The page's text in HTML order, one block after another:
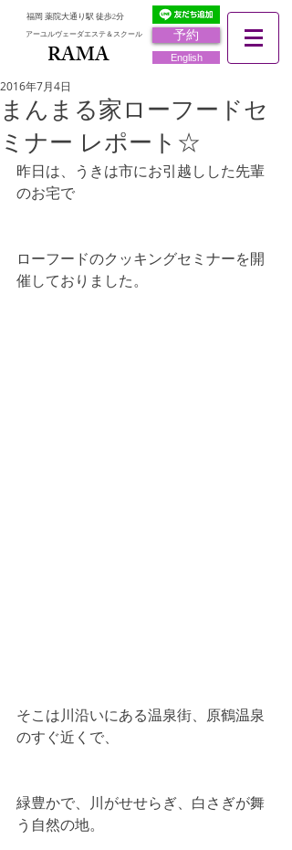
予約
福岡 薬院大通り駅 徒歩2分
アーユルヴェーダエステ＆スクール
RAMA English
まんまる家ローフードセ
ミナー レポート☆
2016年7月4日
昨日は、うきは市にお引越しした先輩
のお宅で
ローフードのクッキングセミナーを開
催しておりました。
そこは川沿いにある温泉街、原鶴温泉
のすぐ近くで、
緑豊かで、川がせせらぎ、白さぎが舞
う自然の地。